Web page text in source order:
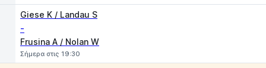
Giese K / Landau S
-
Frusina A / Nolan W
Σήμερα στις 19:30